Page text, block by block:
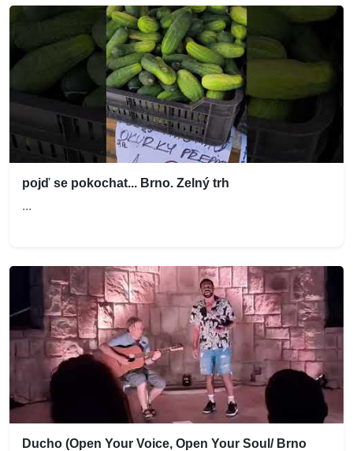
pojď se pokochat... Brno. Zelný trh
...
Ducho (Open Your Voice, Open Your Soul/ Brno